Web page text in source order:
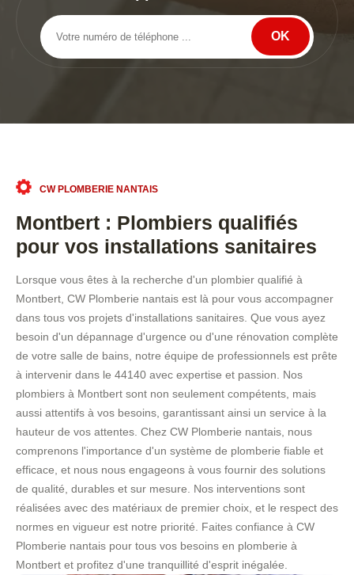
CW PLOMBERIE NANTAIS
Montbert : Plombiers qualifiés
pour vos installations sanitaires
Lorsque vous êtes à la recherche d'un plombier qualifié à
Montbert, CW Plomberie nantais est là pour vous accompagner
dans tous vos projets d'installations sanitaires. Que vous ayez
besoin d'un dépannage d'urgence ou d'une rénovation complète
de votre salle de bains, notre équipe de professionnels est prête
à intervenir dans le 44140 avec expertise et passion. Nos
plombiers à Montbert sont non seulement compétents, mais
aussi attentifs à vos besoins, garantissant ainsi un service à la
hauteur de vos attentes. Chez CW Plomberie nantais, nous
comprenons l'importance d'un système de plomberie fiable et
efficace, et nous nous engageons à vous fournir des solutions
de qualité, durables et sur mesure. Nos interventions sont
réalisées avec des matériaux de premier choix, et le respect des
normes en vigueur est notre priorité. Faites confiance à CW
Plomberie nantais pour tous vos besoins en plomberie à
Montbert et profitez d'une tranquillité d'esprit inégalée.